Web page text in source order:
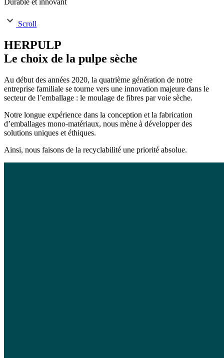
Durable et innovant
Scroll
HERPULP
Le choix de la pulpe sèche
Au début des années 2020, la quatrième génération de notre
entreprise familiale se tourne vers une innovation majeure dans le
secteur de l’emballage : le moulage de fibres par voie sèche.
Notre longue expérience dans la conception et la fabrication
d’emballages mono-matériaux, nous mène à développer des
solutions uniques et éthiques.
Ainsi, nous faisons de la recyclabilité une priorité absolue.